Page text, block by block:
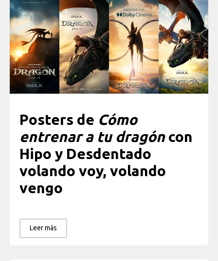
Posters de Cómo
entrenar a tu dragón con
Hipo y Desdentado
volando voy, volando
vengo
Leer más